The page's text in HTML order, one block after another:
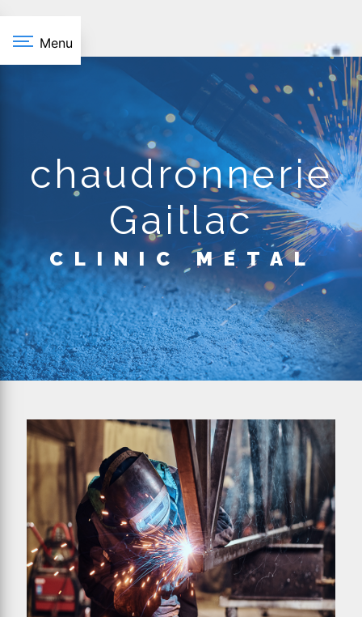
Menu
chaudronnerie
Gaillac
CLINIC METAL